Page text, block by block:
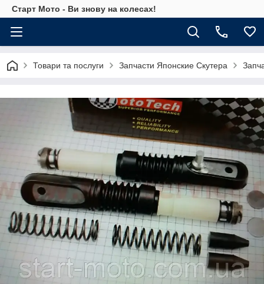
Старт Мото - Ви знову на колесах!
Товари та послуги Запчасти Японские Скутера